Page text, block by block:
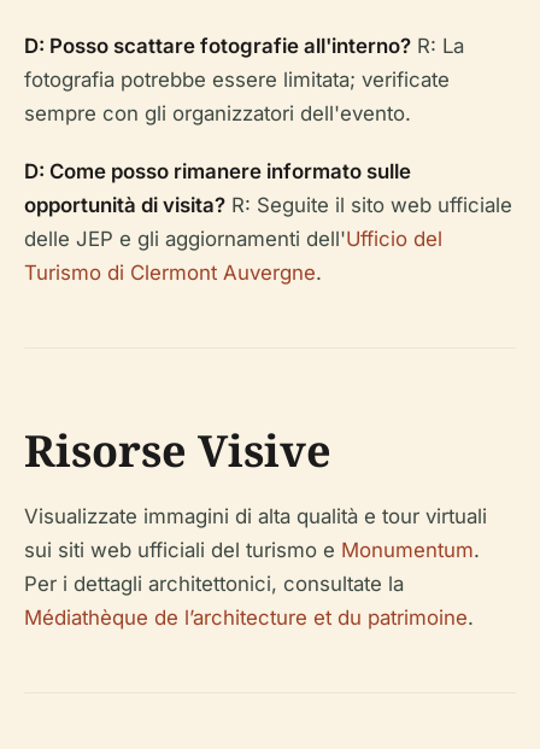
D: Posso scattare fotografie all'interno? R: La
fotografia potrebbe essere limitata; verificate
sempre con gli organizzatori dell'evento.
D: Come posso rimanere informato sulle
opportunità di visita? R: Seguite il sito web ufficiale
delle JEP e gli aggiornamenti dell'Ufficio del
Turismo di Clermont Auvergne.
Risorse Visive
Visualizzate immagini di alta qualità e tour virtuali
sui siti web ufficiali del turismo e Monumentum.
Per i dettagli architettonici, consultate la
Médiathèque de l’architecture et du patrimoine.